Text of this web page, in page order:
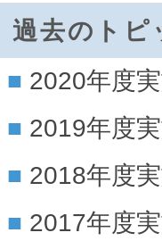
過去のトピ
2020年度
2019年度
2018年度
2017年度